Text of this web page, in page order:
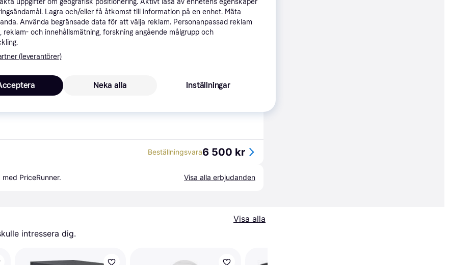
Fri frakt, 2-5 dagar4 855 kr
Aluminium 4 800 kr
Beställningsvara6 500 kr
PriceRunner. Visa alla erbjudanden
Visa alla
intressera dig.
uppgifter om geografisk positionering. Aktivt läsa av enhetens egenskaper
Lagra och/eller få åtkomst till information på en enhet. Mäta
Använda begränsade data för att välja reklam. Personanpassad reklam
reklam- och innehållsmätning, forskning angående målgrupp och
(leverantörer)
Neka alla Inställningar